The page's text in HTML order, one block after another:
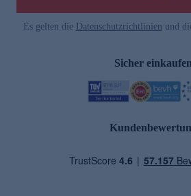
Es gelten die Datenschutzrichtlinien und
Sicher einkaufen